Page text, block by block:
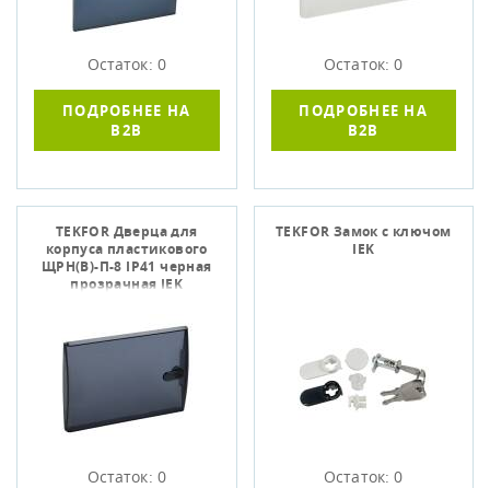
Остаток: 0
ПОДРОБНЕЕ НА
B2B
Остаток: 0
ПОДРОБНЕЕ НА
B2B
TEKFOR Дверца для
корпуса пластикового
ЩРН(В)-П-8 IP41 черная
прозрачная IEK
Остаток: 0
TEKFOR Замок с ключом
IEK
Остаток: 0